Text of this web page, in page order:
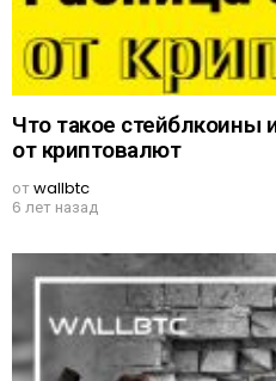
Что такое стейблкоины
от криптовалют
отwallbtc
6 лет назад